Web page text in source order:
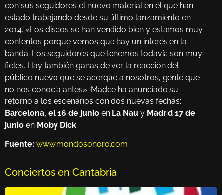
con sus seguidores el nuevo material en el que han
estado trabajando desde su último lanzamiento en
2014. «Los discos se han vendido bien y estamos muy
contentos porque vemos que hay un interés en la
banda. Los seguidores que tenemos todavía son muy
fieles. Hay también ganas de ver la reacción del
público nuevo que se acerque a nosotros, gente que
no nos conocía antes». Madee ha anunciado su
retorno a los escenarios con dos nuevas fechas:
Barcelona, el 16 de junio en La Nau y Madrid 17 de
junio en Moby Dick.
Fuente: www.mondosonoro.com
Conciertos en Cantabria